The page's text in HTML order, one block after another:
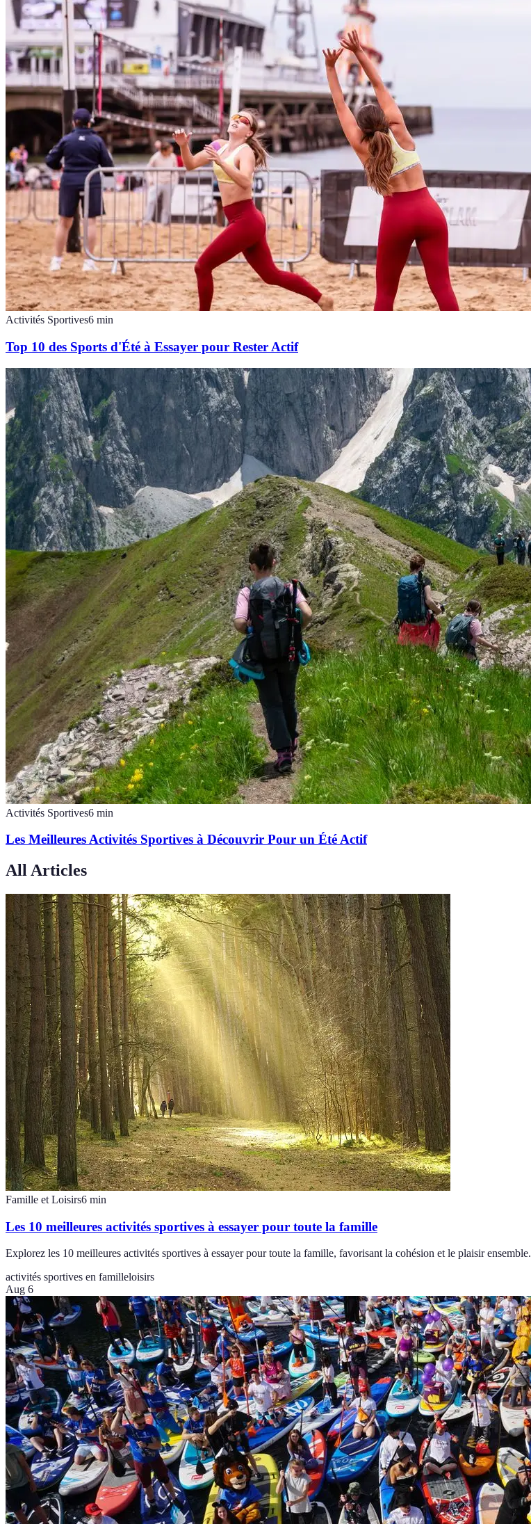
Activités Sportives6 min
Top 10 des Sports d'Été à Essayer pour Rester Actif
Activités Sportives6 min
Les Meilleures Activités Sportives à Découvrir Pour un Été Actif
All Articles
Famille et Loisirs6 min
Les 10 meilleures activités sportives à essayer pour toute la famille
Explorez les 10 meilleures activités sportives à essayer pour toute la famille, favorisant la cohésion et le plaisir ensemble.
activités sportives en familleloisirs
Aug 6